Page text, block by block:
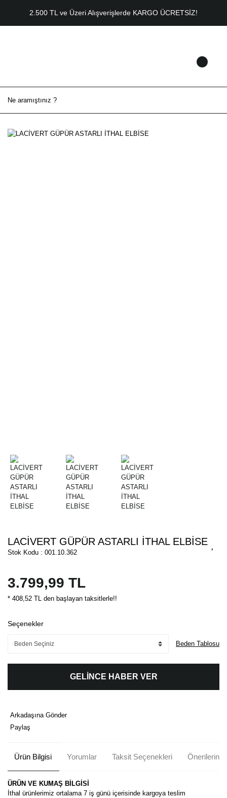
2.500 TL ve Üzeri Alışverişlerde KARGO ÜCRETSİZ!
LACİVERT GÜPÜR ASTARLI İTHAL ELBİSE
Stok Kodu : 001.10.362
3.799,99 TL
* 408,52 TL den başlayan taksitlerle!!
Seçenekler
Beden Tablosu
GELİNCE HABER VER
Arkadaşına Gönder
Paylaş
Ürün Bilgisi Yorumlar Taksit Seçenekleri Önerileriniz
ÜRÜN VE KUMAŞ BİLGİSİ
İthal ürünlerimiz ortalama 7 iş günü içerisinde kargoya teslim